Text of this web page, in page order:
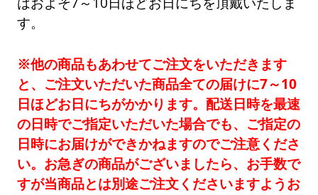
す。
※他の商品もあわせてご注文をいただきます
と、ご注文いただいた商品全ての届けに7～10
日ほどお日にちがかかります。配送日時を最速
の日時でご指定いただいた場合でも、ご指定の
日時にお届けができかねますのでご注意くださ
い。お急ぎの商品がございましたら、お手数で
すが当商品とは別途ご注文くださいますようお